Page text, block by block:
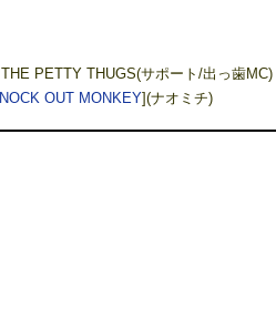
PETTY THUGS(サポート/出っ歯
OUT MONKEY](ナオミチ)